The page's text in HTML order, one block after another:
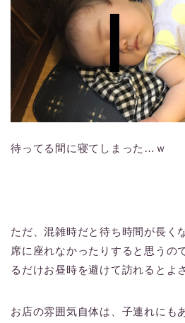
待ってる間に寝てしまった…ｗ
ただ、混雑時だと待ち時間が長く
席に座れなかったりすると思うの
るだけお昼時を避けて訪れるとよ
お店の雰囲気自体は、子連れにも